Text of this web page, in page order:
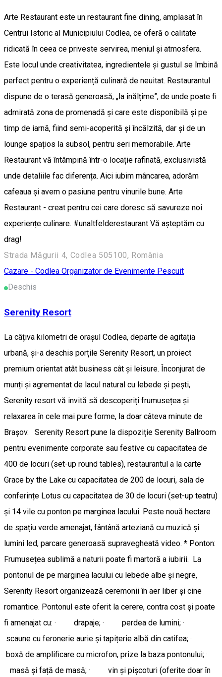
Arte Restaurant este un restaurant fine dining, amplasat în
Centrui Istoric al Municipiului Codlea, ce oferă o calitate
ridicată în ceea ce priveste servirea, meniul și atmosfera.
Este locul unde creativitatea, ingredientele și gustul se îmbină
perfect pentru o experiență culinară de neuitat. Restaurantul
dispune de o terasă generoasă, „la înălțime”, de unde poate fi
admirată zona de promenadă și care este disponibilă și pe
timp de iarnă, fiind semi-acoperită și încălzită, dar și de un
lounge spațios la subsol, pentru seri memorabile. Arte
Restaurant vă întâmpină într-o locație rafinată, exclusivistă
unde detaliile fac diferența. Aici iubim mâncarea, adorăm
cafeaua și avem o pasiune pentru vinurile bune. Arte
Restaurant - creat pentru cei care doresc să savureze noi
experiențe culinare. #unaltfelderestaurant Vă așteptăm cu
drag!
Strada Măgurii 4, Codlea 505100, România
Cazare - Codlea Organizator de Evenimente Pescuit
Deschis
Serenity Resort
La câțiva kilometri de orașul Codlea, departe de agitația
urbană, și-a deschis porțile Serenity Resort, un proiect
premium orientat atât business cât și leisure. Înconjurat de
munți și agrementat de lacul natural cu lebede și pești,
Serenity resort vă invită să descoperiți frumusețea și
relaxarea în cele mai pure forme, la doar câteva minute de
Brașov. Serenity Resort pune la dispoziție Serenity Ballroom
pentru evenimente corporate sau festive cu capacitatea de
400 de locuri (set-up round tables), restaurantul a la carte
Grace by the Lake cu capacitatea de 200 de locuri, sala de
conferințe Lotus cu capacitatea de 30 de locuri (set-up teatru)
și 14 vile cu ponton pe marginea lacului. Peste nouă hectare
de spațiu verde amenajat, fântână arteziană cu muzică și
lumini led, parcare generoasă supravegheată video. * Ponton:
Frumusețea sublimă a naturii poate fi martoră a iubirii. La
pontonul de pe marginea lacului cu lebede albe și negre,
Serenity Resort organizează ceremonii în aer liber și cine
romantice. Pontonul este oferit la cerere, contra cost și poate
fi amenajat cu: · drapaje; · perdea de lumini; ·
scaune cu feronerie aurie și tapițerie albă din catifea; ·
boxă de amplificare cu microfon, prize la baza pontonului; ·
masă și față de masă; · vin și pișcoturi (oferite doar în